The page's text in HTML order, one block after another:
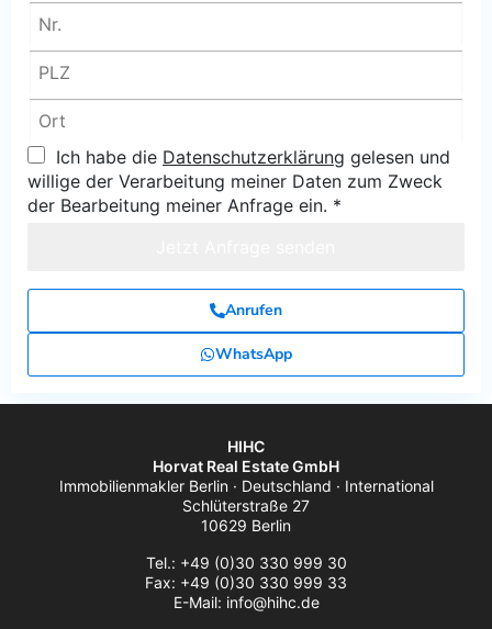
Ich habe die Datenschutzerklärung gelesen und
willige der Verarbeitung meiner Daten zum Zweck
der Bearbeitung meiner Anfrage ein. *
Anrufen
WhatsApp
HIHC
Horvat Real Estate GmbH
Immobilienmakler Berlin · Deutschland · International
Schlüterstraße 27
10629 Berlin
Tel.: +49 (0)30 330 999 30
Fax: +49 (0)30 330 999 33
E-Mail: info@hihc.de